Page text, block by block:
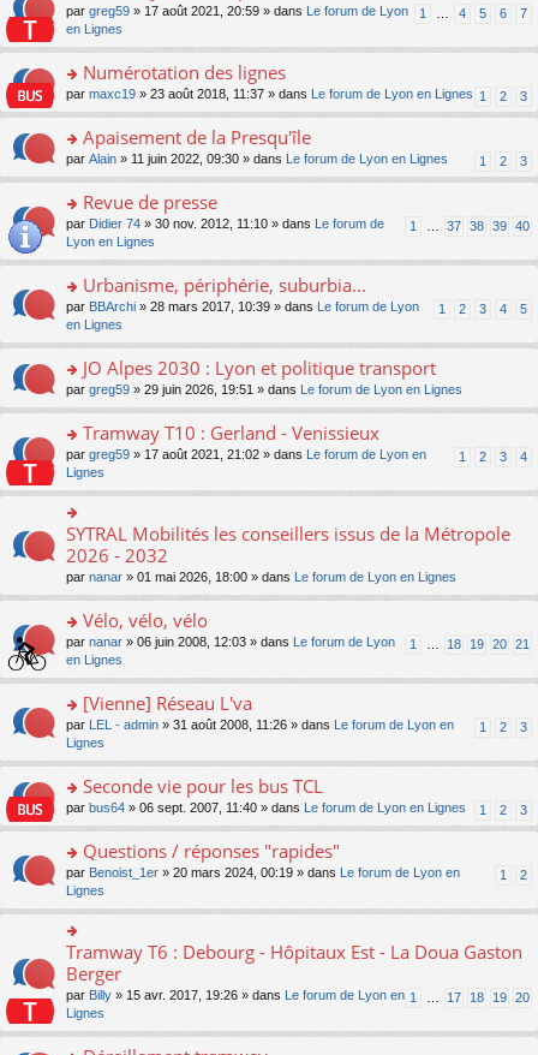
e
nt
u
c
e
nt
o
n
lu
le
u
ré
c
e
s
a
n
o
n
lu
pl
s
ré
e
le
m
e
s
s
e
n
o
n
le
pl
s
ré
c
e
o
n
s
er
le
m
e
s
g
e
n
o
n
le
s
ré
c
nt
1 4 5 6 7
par greg59 » 17 août 2021, 20:59 » dans
Le forum de Lyon
en Lignes
o
n
ult
er
le
m
e
s
g
e
n
o
n
le
u
s
ré
c
e
nt
Numérotation des lignes
1 2 3
par maxc19 » 23 août 2018, 11:37 » dans Le forum de Lyon en Lignes
o
n
ult
er
le
m
e
s
s
e
n
o
n
le
s
ré
c
e
Apaisement de la Presqu'île
1 2 3
par Alain » 11 juin 2022, 09:30 » dans Le forum de Lyon en Lignes
o
s
er
le
m
e
s
s
e
n
o
n
lu
le
pl
u
s
ré
c
e
nt
Revue de presse
1 37 38 39 40
par Didier 74 » 30 nov. 2012, 11:10 » dans
Le forum de
Lyon en Lignes
o
n
s
er
le
m
e
s
s
g
n
o
n
lu
pl
u
s
ré
c
e
nt
Urbanisme, périphérie, suburbia...
1 2 3 4 5
par BBArchi » 28 mars 2017, 10:39 » dans
Le forum de Lyon
en Lignes
o
n
ult
er
le
m
e
s
s
g
n
o
n
lu
pl
u
s
ré
c
e
JO Alpes 2030 : Lyon et politique transport
par greg59 » 29 juin 2026, 19:51 » dans Le forum de Lyon en Lignes
o
s
ult
er
le
m
e
s
s
g
o
n
lu
le
u
s
ré
c
e
nt
Tramway T10 : Gerland - Venissieux
1 2 3 4
par greg59 » 17 août 2021, 21:02 » dans
Le forum de Lyon en
Lignes
o
n
ult
er
le
m
e
s
a
g
e
n
o
n
pl
u
s
ré
c
e
nt
SYTRAL Mobilités les conseillers issus de la Métropole
2026 - 2032
par nanar » 01 mai 2026, 18:00 » dans Le forum de Lyon en Lignes
o
n
s
er
le
m
e
s
s
e
n
o
n
lu
le
pl
u
s
ré
c
Vélo, vélo, vélo
1 18 19 20 21
par nanar » 06 juin 2008, 12:03 » dans
Le forum de Lyon
en Lignes
o
s
er
le
m
e
s
s
g
n
o
n
lu
le
[Vienne] Réseau L'va
1 2 3
par LEL - admin » 31 août 2008, 11:26 » dans
Le forum de Lyon en
Lignes
o
n
ult
er
le
m
e
s
g
Seconde vie pour les bus TCL
1 2 3
par bus64 » 06 sept. 2007, 11:40 » dans Le forum de Lyon en Lignes
o
s
ult
er
le
m
e
s
s
Questions / réponses "rapides"
1 2
par Benoist_1er » 20 mars 2024, 00:19 » dans
Le forum de Lyon en
Lignes
o
n
ult
er
le
Tramway T6 : Debourg - Hôpitaux Est - La Doua Gaston
Berger
1 17 18 19 20
par Billy » 15 avr. 2017, 19:26 » dans
Le forum de Lyon en
Lignes